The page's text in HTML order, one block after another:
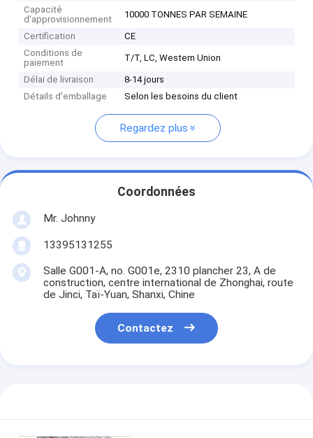
Capacité
d'approvisionnement
10000 TONNES PAR SEMAINE
Certification
CE
Conditions de
paiement
T/T, LC, Western Union
Délai de livraison
8-14 jours
Détails d'emballage
Selon les besoins du client
Regardez plus
Coordonnées
Mr. Johnny
13395131255
Salle G001-A, no. G001e, 2310 plancher 23, A de
construction, centre international de Zhonghai, route
de Jinci, Taï-Yuan, Shanxi, Chine
Contactez